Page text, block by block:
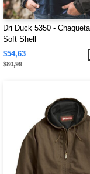
Dri Duck 5350 -
Soft Shell
$54,63
$80,99